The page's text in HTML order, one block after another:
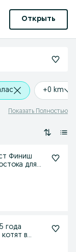
Открыть
+0 km
Показать Полностью
для
года